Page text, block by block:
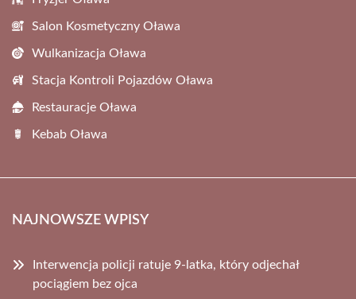
Salon Kosmetyczny Oława
Wulkanizacja Oława
Stacja Kontroli Pojazdów Oława
Restauracje Oława
Kebab Oława
NAJNOWSZE WPISY
Interwencja policji ratuje 9-latka, który odjechał
pociągiem bez ojca